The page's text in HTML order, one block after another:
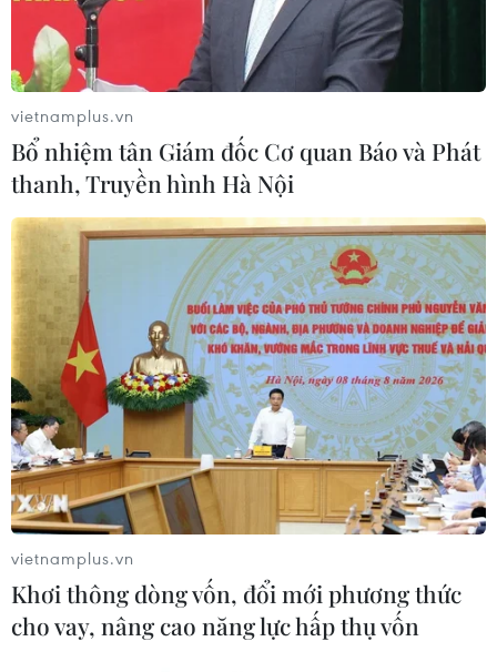
toàn cầu.
Người dân theo đạo Hồi tham quan, mua sắm tại cửa hàng
thực phẩm tiện lợi đạt chuẩn Halal ở Thành phố Hồ Chí Minh.
(Ảnh: Mỹ Phương/TTXVN)
Những biến động của chuỗi cung ứng toàn cầu
cũng là cơ hội tốt để các doanh nghiệp Việt Nam
tiếp cận và tham gia sâu hơn vào thị trường
cung cấp sản phẩm cho các nước Hồi giáo.
vietnamplus.vn
Bổ nhiệm tân Giám đốc Cơ quan Báo và Phát
thanh, Truyền hình Hà Nội
vietnamplus.vn
Khơi thông dòng vốn, đổi mới phương thức
cho vay, nâng cao năng lực hấp thụ vốn